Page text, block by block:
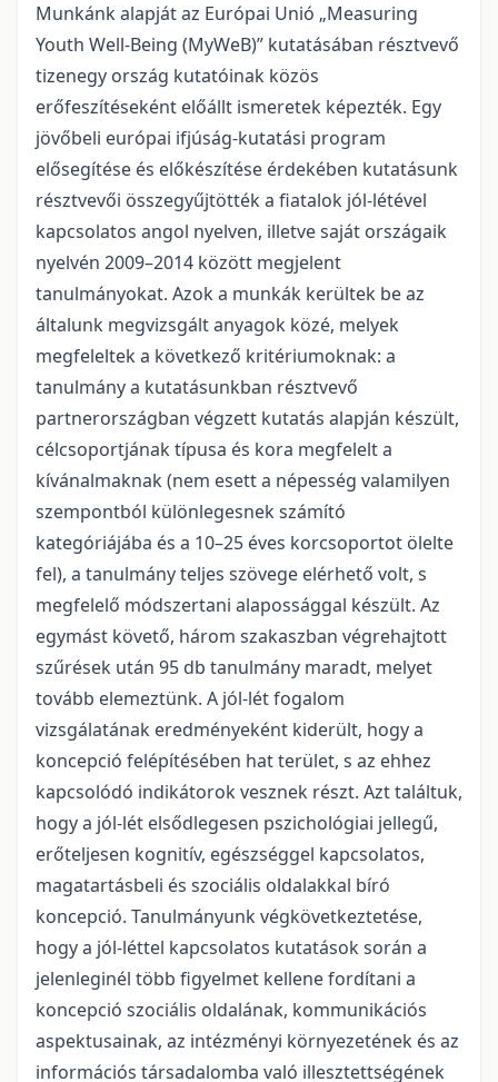
Munkánk alapját az Európai Unió „Measuring
Youth Well-Being (MyWeB)” kutatásában résztvevő
tizenegy ország kutatóinak közös
erőfeszítéseként előállt ismeretek képezték. Egy
jövőbeli európai ifjúság-kutatási program
elősegítése és előkészítése érdekében kutatásunk
résztvevői összegyűjtötték a fiatalok jól-létével
kapcsolatos angol nyelven, illetve saját országaik
nyelvén 2009–2014 között megjelent
tanulmányokat. Azok a munkák kerültek be az
általunk megvizsgált anyagok közé, melyek
megfeleltek a következő kritériumoknak: a
tanulmány a kutatásunkban résztvevő
partnerországban végzett kutatás alapján készült,
célcsoportjának típusa és kora megfelelt a
kívánalmaknak (nem esett a népesség valamilyen
szempontból különlegesnek számító
kategóriájába és a 10–25 éves korcsoportot ölelte
fel), a tanulmány teljes szövege elérhető volt, s
megfelelő módszertani alapossággal készült. Az
egymást követő, három szakaszban végrehajtott
szűrések után 95 db tanulmány maradt, melyet
tovább elemeztünk. A jól-lét fogalom
vizsgálatának eredményeként kiderült, hogy a
koncepció felépítésében hat terület, s az ehhez
kapcsolódó indikátorok vesznek részt. Azt találtuk,
hogy a jól-lét elsődlegesen pszichológiai jellegű,
erőteljesen kognitív, egészséggel kapcsolatos,
magatartásbeli és szociális oldalakkal bíró
koncepció. Tanulmányunk végkövetkeztetése,
hogy a jól-léttel kapcsolatos kutatások során a
jelenleginél több figyelmet kellene fordítani a
koncepció szociális oldalának, kommunikációs
aspektusainak, az intézményi környezetének és az
információs társadalomba való illesztettségének